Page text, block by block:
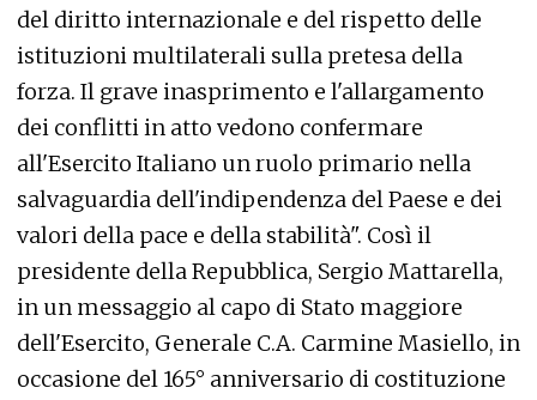
del diritto internazionale e del rispetto delle
istituzioni multilaterali sulla pretesa della
forza. Il grave inasprimento e l'allargamento
dei conflitti in atto vedono confermare
all'Esercito Italiano un ruolo primario nella
salvaguardia dell'indipendenza del Paese e dei
valori della pace e della stabilità". Così il
presidente della Repubblica, Sergio Mattarella,
in un messaggio al capo di Stato maggiore
dell'Esercito, Generale C.A. Carmine Masiello, in
occasione del 165° anniversario di costituzione